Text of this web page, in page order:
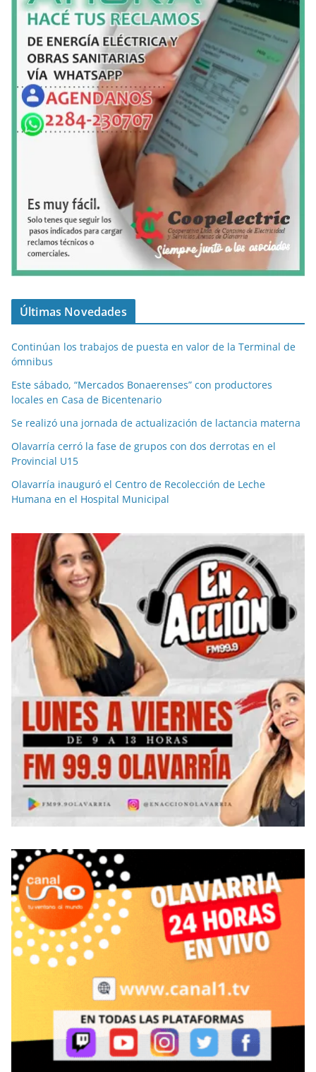
Últimas Novedades
Continúan los trabajos de puesta en valor de la Terminal de
ómnibus
Este sábado, “Mercados Bonaerenses” con productores
locales en Casa de Bicentenario
Se realizó una jornada de actualización de lactancia materna
Olavarría cerró la fase de grupos con dos derrotas en el
Provincial U15
Olavarría inauguró el Centro de Recolección de Leche
Humana en el Hospital Municipal